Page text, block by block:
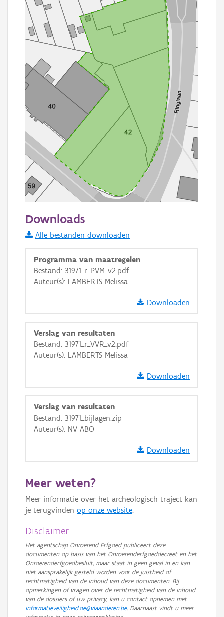
Informatie Vlaanderen
i
+ −
Basis Lagen
Ortho
GRB-Basiskaart
GRB-Basiskaart in grijswaarden
Downloads
Alle bestanden downloaden
Programma van maatregelen
Bestand: 31971_r_PVM_v2.pdf
Auteur(s): LAMBERTS Melissa
Downloaden
Verslag van resultaten
Bestand: 31971_r_VVR_v2.pdf
Auteur(s): LAMBERTS Melissa
Downloaden
Verslag van resultaten
Bestand: 31971_bijlagen.zip
Auteur(s): NV ABO
Downloaden
Meer weten?
Meer informatie over het archeologisch traject kan
je terugvinden op onze website.
Disclaimer
Het agentschap Onroerend Erfgoed publiceert deze
documenten op basis van het Onroerenderfgoeddecreet en het
Onroerenderfgoedbesluit, maar staat in geen geval in en kan
niet aansprakelijk gesteld worden voor de juistheid of
rechtmatigheid van de inhoud van deze documenten. Bij
opmerkingen of vragen over de rechtmatigheid van de inhoud
van de dossiers of uw privacy, kan u contact opnemen met
informatieveiligheid.oe@vlaanderen.be. Daarnaast vindt u meer